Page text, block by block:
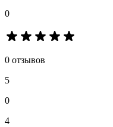
0
0 отзывов
5
0
4